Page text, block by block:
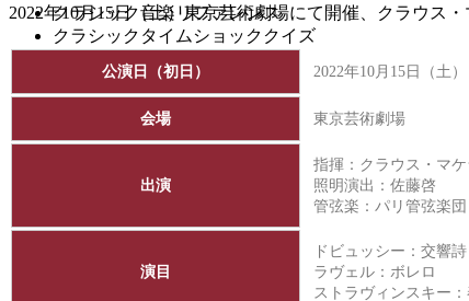
クラシック音楽リファレンス
クラシックタイムショッククイズ
2022年10月15日（土）東京芸術劇場にて開催、クラウス
公演日（初日） 2022年10月15日（土
会場 東京芸術劇場
出演
指揮：クラウス・マケ
照明演出：佐藤啓
管弦楽：パリ管弦楽団
演目
ドビュッシー：交響詩
ラヴェル：ボレロ
ストラヴィンスキー